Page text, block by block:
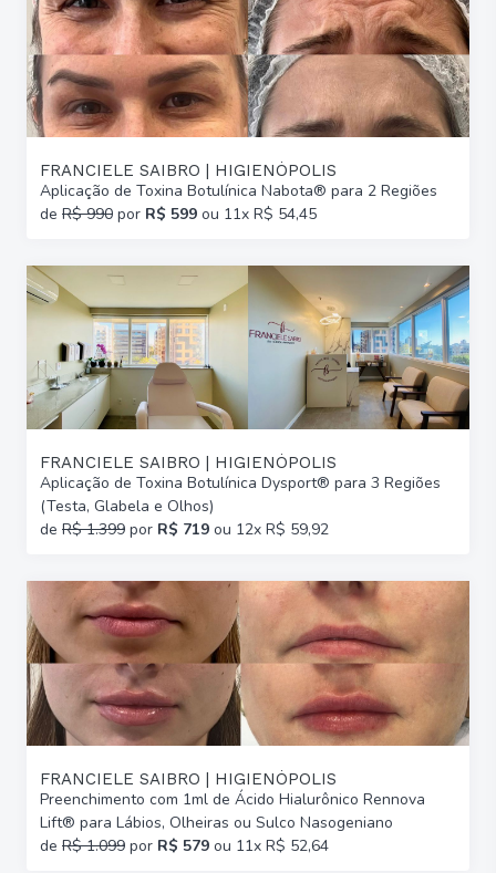
FRANCIELE SAIBRO | HIGIENÓPOLIS
Aplicação de Toxina Botulínica Nabota® para 2 Regiões
de R$ 990 por R$ 599 ou 11x R$ 54,45
FRANCIELE SAIBRO | HIGIENÓPOLIS
Aplicação de Toxina Botulínica Dysport® para 3 Regiões
(Testa, Glabela e Olhos)
de R$ 1.399 por R$ 719 ou 12x R$ 59,92
FRANCIELE SAIBRO | HIGIENÓPOLIS
Preenchimento com 1ml de Ácido Hialurônico Rennova
Lift® para Lábios, Olheiras ou Sulco Nasogeniano
de R$ 1.099 por R$ 579 ou 11x R$ 52,64